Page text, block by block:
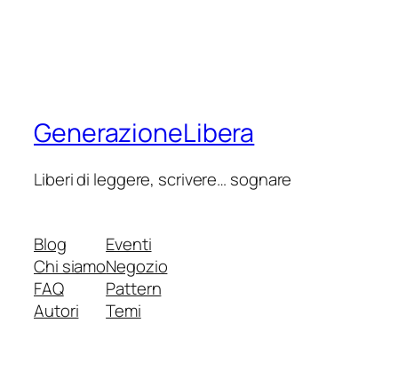
GenerazioneLibera
Liberi di leggere, scrivere… sognare
Blog
Chi siamo
FAQ
Autori
Eventi
Negozio
Pattern
Temi